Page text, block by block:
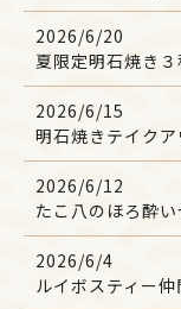
2026/6/20
夏限定明石焼き３
2026/6/15
2026/6/12
たこ八のほろ酔い
2026/6/4
ルイボスティー仲